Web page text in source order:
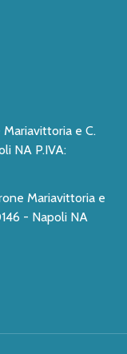
e C.
Mariavittoria e
- Napoli NA